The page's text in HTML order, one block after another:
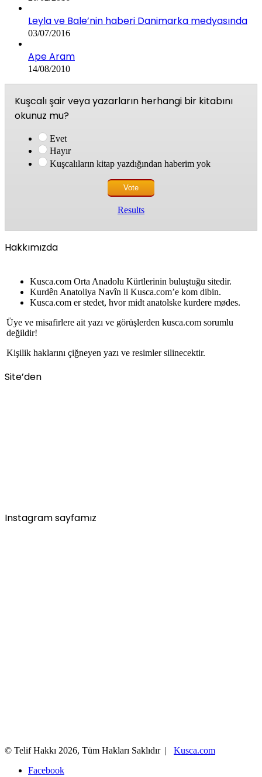
Leyla ve Bale’nin haberi Danimarka medyasında
03/07/2016
Ape Aram
14/08/2010
Kuşcalı şair veya yazarların herhangi bir kitabını
okunuz mu?
Evet
Hayır
Kuşcalıların kitap yazdığından haberim yok
Results
Hakkımızda
Kusca.com Orta Anadolu Kürtlerinin buluştuğu sitedir.
Kurdên Anatoliya Navîn li Kusca.com’e kom dibin.
Kusca.com er stedet, hvor midt anatolske kurdere mødes.
Üye ve misafirlere ait yazı ve görüşlerden kusca.com sorumlu
değildir!
Kişilik haklarını çiğneyen yazı ve resimler silinecektir.
Site’den
Instagram sayfamız
© Telif Hakkı 2026, Tüm Hakları Saklıdır | Kusca.com
Facebook